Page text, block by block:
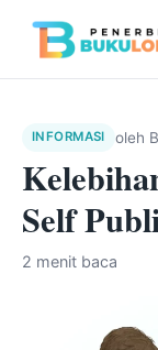
Kolaborasi
Bukuloka Digital
INFORMASI oleh
Self
2 menit baca